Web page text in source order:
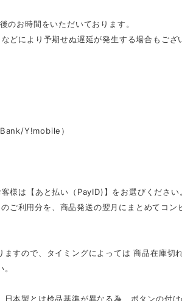
のお時間をいただいております。
どにより予期せぬ遅延が発生する場合もござ
Y!mobile）
様は【あと払い（PayID)】をお選びください
ご利用分を、商品発送の翌月にまとめてコ
ますので、タイミングによっては 商品在庫
日本製とは検品基準が異なる為、ボタンの付